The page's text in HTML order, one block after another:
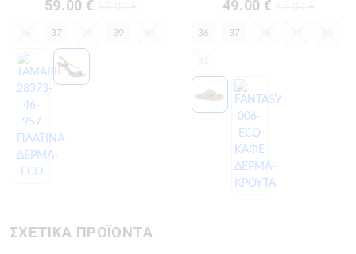
59.00 €
37 39
49.00 €
36 37
ΣΧΕΤΙΚΑ ΠΡΟΪΟΝΤΑ